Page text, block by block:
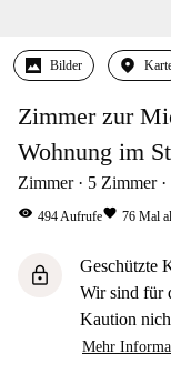
Bilder
Zimmer zur
Wohnung im
Zimmer 5 Zimmer
visibility 494Aufrufefavorite 76 Mal
lock
Geschützte
Wir sind für
Kaution
Mehr